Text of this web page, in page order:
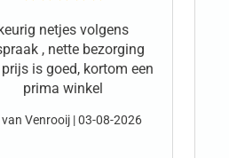
Joris arts| 01-08-2026